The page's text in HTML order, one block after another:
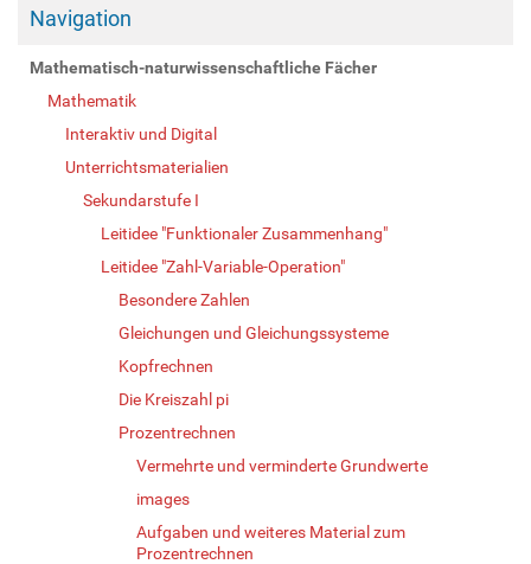
Navigation
Mathematisch-naturwissenschaftliche Fächer
Mathematik
Interaktiv und Digital
Unterrichtsmaterialien
Sekundarstufe I
Leitidee "Funktionaler Zusammenhang"
Leitidee "Zahl-Variable-Operation"
Besondere Zahlen
Gleichungen und Gleichungssysteme
Kopfrechnen
Die Kreiszahl pi
Prozentrechnen
Vermehrte und verminderte Grundwerte
images
Aufgaben und weiteres Material zum
Prozentrechnen